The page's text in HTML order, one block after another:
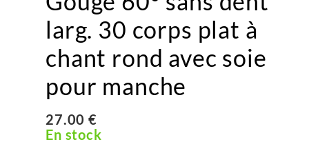
larg. 30 corps plat à
chant rond avec soie
pour manche
27.00 €
En stock